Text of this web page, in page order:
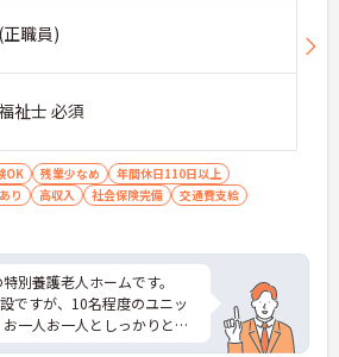
職員)
祉士 必須
OK 残業少なめ
年間休日110日以上
り
高収入 社会保険完備
交通費支給
別養護老人ホームです。
ですが、10名程度のユニッ
一人お一人としっかりと関